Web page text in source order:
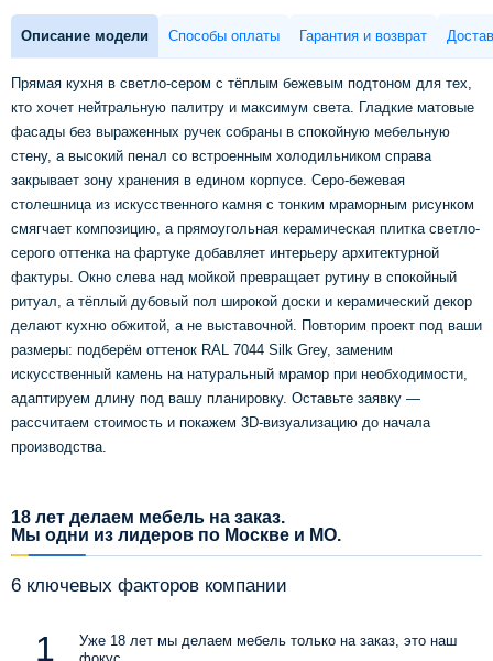
Описание модели Способы оплаты Гарантия и возврат
Прямая кухня в светло-сером с тёплым бежевым подтоном для тех,
кто хочет нейтральную палитру и максимум света. Гладкие матовые
фасады без выраженных ручек собраны в спокойную мебельную
стену, а высокий пенал со встроенным холодильником справа
закрывает зону хранения в едином корпусе. Серо-бежевая
столешница из искусственного камня с тонким мраморным рисунком
смягчает композицию, а прямоугольная керамическая плитка светло-
серого оттенка на фартуке добавляет интерьеру архитектурной
фактуры. Окно слева над мойкой превращает рутину в спокойный
ритуал, а тёплый дубовый пол широкой доски и керамический декор
делают кухню обжитой, а не выставочной. Повторим проект под ваши
размеры: подберём оттенок RAL 7044 Silk Grey, заменим
искусственный камень на натуральный мрамор при необходимости,
адаптируем длину под вашу планировку. Оставьте заявку —
рассчитаем стоимость и покажем 3D-визуализацию до начала
производства.
18 лет делаем мебель на заказ.
Мы одни из лидеров по Москве и МО.
6 ключевых факторов компании
Уже 18 лет мы делаем мебель только на заказ, это наш